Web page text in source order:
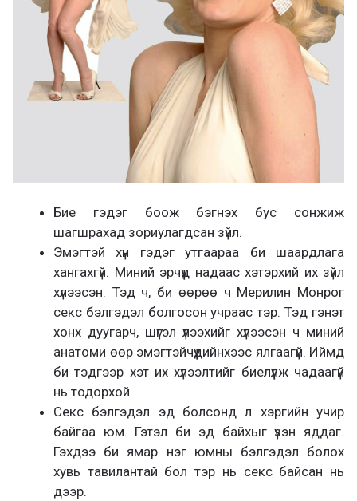
Бие гэдэг боож бэгнэх бус сонжиж
шагшрахад зориулагдсан зүйл.
Эмэгтэй хүн гэдэг утгаараа би шаардлага
хангахгүй. Миний эрчүүд надаас хэтэрхий их зүйл
хүлээсэн. Тэд ч, би өөрөө ч Мерилин Монрог
секс бэлгэдэл болгосон учраас тэр. Тэд гэнэт
хонх дуугарч, шүгэл үлээхийг хүлээсэн ч миний
анатоми өөр эмэгтэйчүүдийнхээс ялгаагүй. Иймд
би тэдгээр хэт их хүлээлтийг биелүүлж чадаагүй
нь тодорхой.
Секс бэлгэдэл эд болсонд л хэргийн учир
байгаа юм. Гэтэл би эд байхыг үзэн яддаг.
Гэхдээ би ямар нэг юмны бэлгэдэл болох
хувь тавилантай бол тэр нь секс байсан нь
дээр.